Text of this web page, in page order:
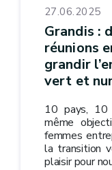
27.06.2025
Grandis :
réunions
grandir
vert et
10 pays, 10
même
femmes
la transition
plaisir pour